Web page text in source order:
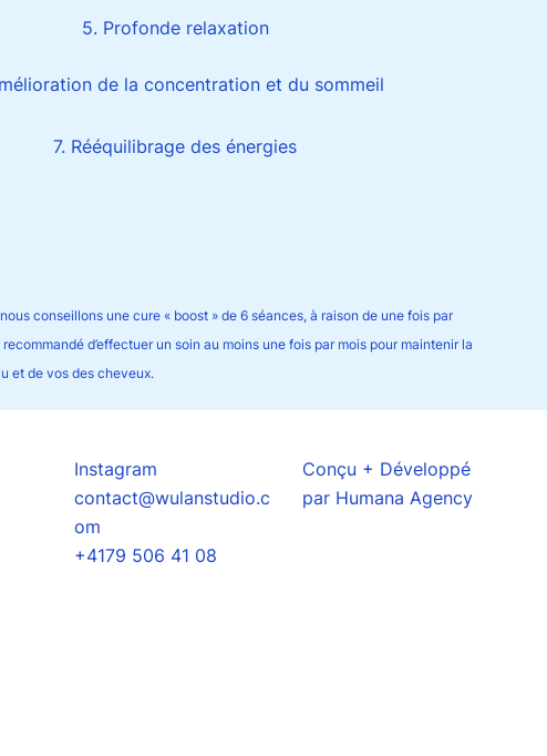
5. Profonde relaxation
de la concentration et du sommeil
7. Rééquilibrage des énergies
conseillons une cure « boost » de 6 séances, à raison de une fois par
d’effectuer un soin au moins une fois par mois pour maintenir la
et de vos des cheveux.
Instagram
contact@wulanstudio.c
om
+4179 506 41 08
Conçu + Développé
par Humana Agency